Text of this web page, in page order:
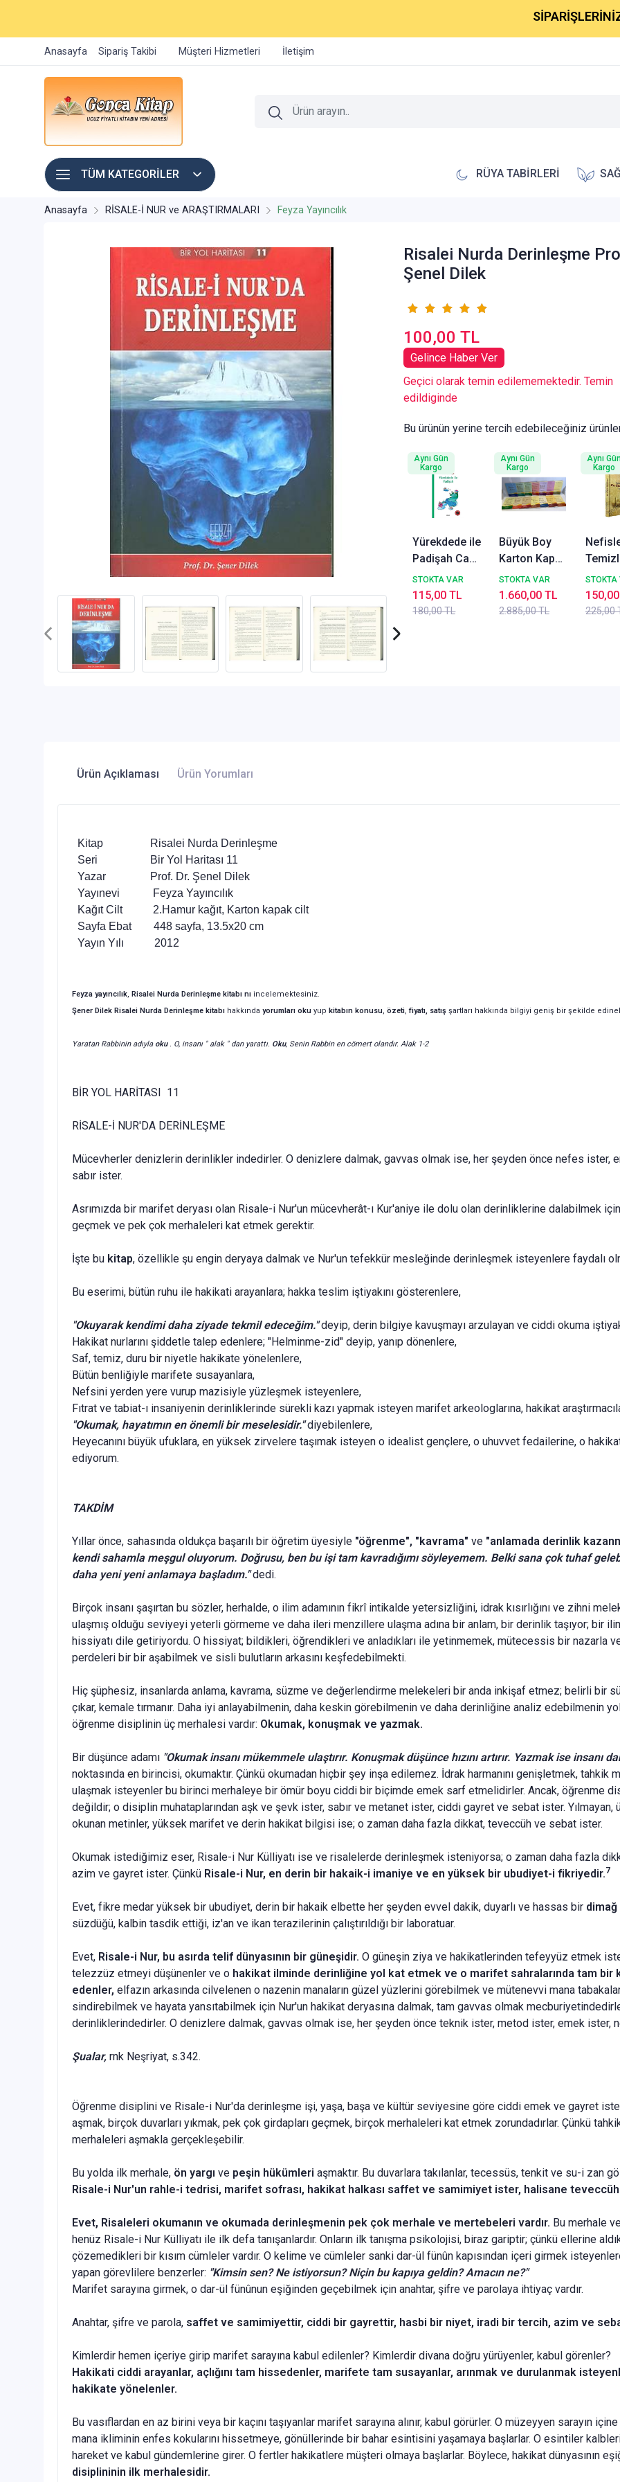
SİPARİŞLERİNİZ 1-2
Anasayfa Sipariş Takibi Müşteri Hizmetleri İletişim
TÜM KATEGORİLER RÜYA TABİRLERİ
Anasayfa RİSALE-İ NUR ve ARAŞTIRMALARI Feyza Yayıncılık
Risalei Nurda Derinleşme
Şenel Dilek
100,00 TL
Gelince Haber Ver
Geçici olarak temin edilememektedir. Temin
edildiginde
Bu ürünün yerine tercih edebileceğiniz
Yürekdede ile
Padişah Cahit
Zarifoğlu
STOKTA VAR
180,00 TL
115,00 TL
Aynı Gün
Kargo
Büyük Boy
Karton Kapak
16x24 cm 14
Kitap Set
Şamua Envar
STOKTA VAR
2.885,00 TL
1.660,00 TL
Aynı Gün
Kargo
En
STOKTA
225,00
Aynı
Kargo
Ürün Açıklaması Ürün Yorumları
Kitap Risalei Nurda Derinleşme
Seri Bir Yol Haritası 11
Yazar Prof. Dr. Şenel Dilek
Yayınevi Feyza Yayıncılık
Kağıt Cilt 2.Hamur kağıt, Karton kapak cilt
Sayfa Ebat 448 sayfa, 13.5x20 cm
Yayın Yılı 2012
Feyza yayıncılık, Risalei Nurda Derinleşme kitabı nı incelemektesiniz.
Şener Dilek Risalei Nurda Derinleşme kitabı hakkında yorumları oku yup kitabın konusu, özeti,fiyatı, satış şartları hakkında bilgiyi geniş bir şekilde
Yaratan Rabbinin adıylaoku. O, insanı " alak " dan yarattı. Oku, Senin Rabbin en cömert olandır. Alak 1-2
BİR YOL HARİTASI 11
RİSALE-İ NUR'DA DERİNLEŞME
Mücevherler denizlerin derinlikler indedirler. O denizlere dalmak, gavvas olmak ise, her şeyden önce nefes ister,
sabır ister.
Asrımızda bir marifet deryası olan Risale-i Nur'un mücevherât-ı Kur'aniye ile dolu olan derinliklerine dalabilmek
geçmek ve pek çok merhaleleri kat etmek gerektir.
İşte bu kitap, özellikle şu engin deryaya dalmak ve Nur'un tefekkür mesleğinde derinleşmek isteyenlere faydalı
Bu eserimi, bütün ruhu ile hakikati arayanlara; hakka teslim iştiyakını gösterenlere,
"Okuyarak kendimi daha ziyade tekmil edeceğim."deyip, derin bilgiye kavuşmayı arzulayan ve ciddi okuma
Hakikat nurlarını şiddetle talep edenlere; "Helminme-zid" deyip, yanıp dönenlere,
Saf, temiz, duru bir niyetle hakikate yönelenlere,
Bütün benliğiyle marifete susayanlara,
Nefsini yerden yere vurup mazisiyle yüzleşmek iste­yenlere,
Fıtrat ve tabiat-ı insaniyenin derinliklerinde sürekli kazı yapmak isteyen marifet arkeologlarına, hakikat
"Okumak, hayatımın en önemli bir meselesidir."di­yebilenlere,
Heyecanını büyük ufuklara, en yüksek zirvelere taşı­mak isteyen o idealist gençlere, o uhuvvet fedailerine, o
ediyorum.
TAKDİM
Yıllar önce, sahasında oldukça başarılı bir öğretim üyesiyle "öğrenme", "kavrama" ve "anlamada derinlik
kendi sahamla meşgul oluyorum. Doğrusu, ben bu işi tam kavradığımı söyleyemem. Belki sana çok tuhaf
daha yeni yeni anlamaya başladım."dedi.
Birçok insanı şaşırtan bu sözler, herhalde, o ilim ada­mının fikrî intikalde yetersizliğini, idrak kısırlığını ve zihni
ulaşmış olduğu seviyeyi yeterli görmeme ve daha ileri menzillere ulaşma adına bir anlam, bir derinlik taşıyor; bir
hissiyatı dile ge­tiriyordu. O hissiyat; bildikleri, öğrendikleri ve anladıkları ile yetinmemek, mütecessis bir nazarla
perdeleri bir bir aşabilmek ve sisli bulutların arkasını keşfedebilmekti.
Hiç şüphesiz, insanlarda anlama, kavrama, süzme ve değerlendirme melekeleri bir anda inkişaf etmez; belirli bir
çıkar, kemale tırmanır. Daha iyi anlayabilmenin, daha keskin gö­rebilmenin ve daha derinliğine analiz edebilmenin
öğrenme disip­linin üç merhalesi vardır: Okumak, konuşmak ve yazmak.
Bir düşünce adamı "Okumak insanı mükemmele ulaş­tırır. Konuşmak düşünce hızını artırır. Yazmak ise insanı
nokta­sında en birincisi, okumaktır. Çünkü okumadan hiçbir şey inşa edilemez. İdrak harmanını genişletmek,
ulaşmak iste­yenler bu birinci merhaleye bir ömür boyu ciddi bir biçimde emek sarf etmelidirler. Ancak, öğrenme
değildir; o disiplin muha­taplarından aşk ve şevk ister, sabır ve metanet ister, ciddi gayret ve sebat ister.
okunan metinler, yüksek marifet ve derin hakikat bilgisi ise; o zaman daha fazla dikkat, teveccüh ve sebat ister.
Okumak istediğimiz eser, Risale-i Nur Külliyatı ise ve risalelerde derinleşmek isteniyorsa; o zaman daha fazla
azim ve gayret ister. Çünkü Risale-i Nur, en derin bir hakaik-i imaniye ve en yüksek bir ubudiyet-i fikriyedir.7
Evet, fikre medar yüksek bir ubudiyet, derin bir hakaik elbette her şeyden evvel dakik, duyarlı ve hassas bir
süzdüğü, kal­bin tasdik ettiği, iz'an ve ikan terazilerinin çalıştırıldığı bir laboratuar.
Evet, Risale-i Nur, bu asırda telif dünyasının bir gü­neşidir. O güneşin ziya ve hakikatlerinden tefeyyüz etmek
telezzüz etmeyi düşünenler ve o hakikat ilminde derinliğine yol kat etmek ve o marifet sahralarında tam bir
edenler, elfazın ar­kasında cilvelenen o nazenin manaların güzel yüzlerini görebilmek ve mütenevvi mana
sindirebilmek ve hayata yan­sıtabilmek için Nur'un hakikat deryasına dalmak, tam gavvas olmak
derinliklerindedirler. O denizlere dalmak, gavvas olmak ise, her şeyden önce teknik ister, metod ister, emek ister,
Şualar, rnk Neşriyat, s.342.
Öğrenme disiplini ve Risale-i Nur'da derinleşme işi, yaşa, başa ve kültür seviyesine göre ciddi emek ve gayret
aşmak, birçok duvarları yıkmak, pek çok girdapları geçmek, bir­çok merhaleleri kat etmek zorundadırlar. Çünkü
merhaleleri aşmakla gerçekleşebilir.
Bu yolda ilk merhale, ön yargı ve peşin hükümleri aş­maktır. Bu duvarlara takılanlar, tecessüs, tenkit ve su-i zan
Risale-i Nur'un rahle-i tedrisi, marifet sofrası, hakikat halkası saffet ve samimiyet ister, halisane
Evet, Risaleleri okumanın ve okumada derinleşme­nin pek çok merhale ve mertebeleri vardır. Bu merhale
henüz Risale-i Nur Külliyatı ile ilk defa tanışanlardır. Onların ilk tanışma psikolojisi, biraz gariptir; çünkü ellerine
çözemedikleri bir kısım cümleler vardır. O kelime ve cümleler sanki dar-ül fünûn kapısından içeri girmek
yapan görevlilere benzerler: "Kimsin sen? Ne istiyorsun? Niçin bu kapıya geldin? Amacın ne?"
Marifet sarayına girmek, o dar-ül fünûnun eşiğinden geçebilmek için anahtar, şifre ve parolaya ihtiyaç vardır.
Anahtar, şifre ve parola, saffet ve samimiyettir, ciddi bir gayrettir, hasbi bir niyet, iradi bir tercih, azim ve
Kimlerdir hemen içeriye girip marifet sarayına kabul edilenler? Kimlerdir divana doğru yürüyenler, kabul gö­renler?
Hakikati ciddi arayanlar, açlığını tam hissedenler, marifete tam susayanlar, arınmak ve durulanmak
hakikate yö­nelenler.
Bu vasıflardan en az birini veya bir kaçını taşıyanlar marifet sarayına alınır, kabul görürler. O müzeyyen sarayın
mana ikliminin enfes kokularını hissetmeye, gönüllerinde bir bahar esintisini yaşamaya başlarlar. O esintiler
hareket ve kabul gündemlerine girer. O fertler hakikatlere müşteri olmaya başlarlar. Böylece, hakikat dünyasının
disiplininin ilk merhalesidir.